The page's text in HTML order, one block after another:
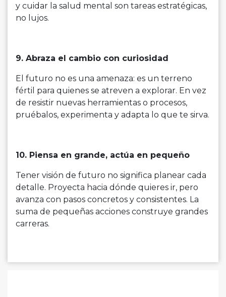
y cuidar la salud mental son tareas estratégicas,
no lujos.
9. Abraza el cambio con curiosidad
El futuro no es una amenaza: es un terreno
fértil para quienes se atreven a explorar. En vez
de resistir nuevas herramientas o procesos,
pruébalos, experimenta y adapta lo que te sirva.
10. Piensa en grande, actúa en pequeño
Tener visión de futuro no significa planear cada
detalle. Proyecta hacia dónde quieres ir, pero
avanza con pasos concretos y consistentes. La
suma de pequeñas acciones construye grandes
carreras.